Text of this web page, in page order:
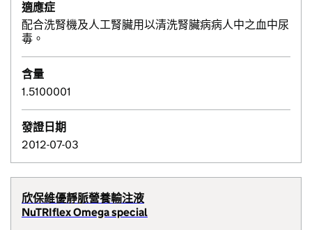
適應症
配合洗腎機及人工腎臟用以清洗腎臟病病人中之血中尿
毒。
含量
1.5100001
發證日期
2012-07-03
欣保維優靜脈營養輸注液
NuTRIflex Omega special